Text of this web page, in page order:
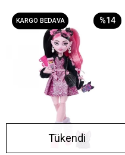
KARGO BEDAVA %14
Tükendi